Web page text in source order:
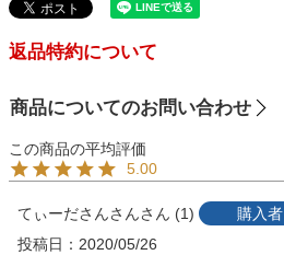
返品特約について
商品についてのお問い合わせ
5.00
てぃーださんさん 1 購入者
投稿日
2020/05/26